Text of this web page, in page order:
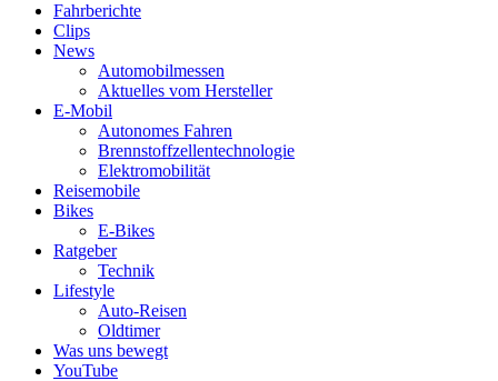
Fahrberichte
Clips
News
Automobilmessen
Aktuelles vom Hersteller
E-Mobil
Autonomes Fahren
Brennstoffzellentechnologie
Elektromobilität
Reisemobile
Bikes
E-Bikes
Ratgeber
Technik
Lifestyle
Auto-Reisen
Oldtimer
Was uns bewegt
YouTube